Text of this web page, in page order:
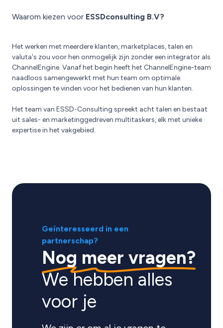
Waarom kiezen voor ESSDconsulting B.V?
Het werken met meerdere klanten, marketplaces, talen en
valuta's zou voor hen onmogelijk zijn zonder een integrator als
ChannelEngine. Vanaf het begin heeft het ChannelEngine-team
naadloos samengewerkt met hun team om optimale
oplossingen te vinden voor het bedienen van hun klanten.
Het team van ESSD-Consulting spreekt acht talen en bestaat
uit sales- en marketinggedreven multitaskers, elk met unieke
expertise in het vakgebied.
Geïnteresseerd in een
partnerschap?
Nog meer vragen?
We hebben alles
voor je